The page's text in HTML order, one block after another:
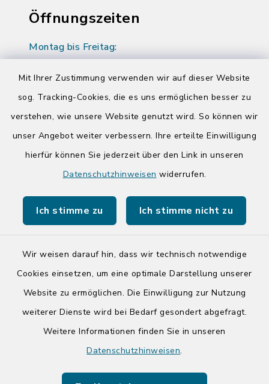
Mit Ihrer Zustimmung verwenden wir auf dieser Website
sog. Tracking-Cookies, die es uns ermöglichen besser zu
verstehen, wie unsere Website genutzt wird. So können wir
unser Angebot weiter verbessern. Ihre erteilte Einwilligung
hierfür können Sie jederzeit über den Link in unseren
Datenschutzhinweisen widerrufen.
Ich stimme zu Ich stimme nicht zu
Wir weisen darauf hin, dass wir technisch notwendige
Cookies einsetzen, um eine optimale Darstellung unserer
Website zu ermöglichen. Die Einwilligung zur Nutzung
weiterer Dienste wird bei Bedarf gesondert abgefragt.
Weitere Informationen finden Sie in unseren
Datenschutzhinweisen.
Öffnungszeiten
Montag bis Freitag:
Donnerstag zusätzlich:
14:00-17:00 Uhr
Quicklinks
Tourist-Info der Stadt Bad Segeberg
Barrierefreiheit